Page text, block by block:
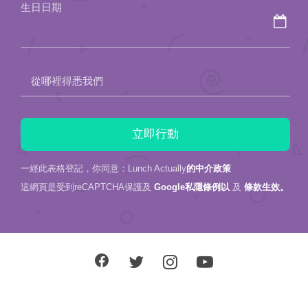
生日日期
從哪裡得悉我們
一經此表格登記，你同意：Lunch Actually的中介政策
這網頁是受到reCAPTCHA保護及 Google私隱條例以 及 條款生效。